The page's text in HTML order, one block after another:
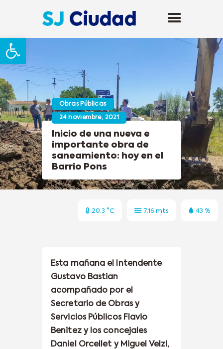
Abrir barra de herramientas
Obras Públicas
24 noviembre, 2021
Inicio de una nueva e
importante obra de
saneamiento: hoy en el
Barrio Pons
20.3 °C 7.16 mts 43 %
Esta mañana el Intendente
Gustavo Bastian
acompañado por el
Secretario de Obras y
Servicios Públicos Flavio
Benitez y los concejales
Daniel Orcellet y Miguel Velzi,